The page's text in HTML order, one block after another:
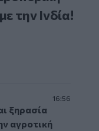
την Ινδία!
16:56
ξηρασία
αγροτική